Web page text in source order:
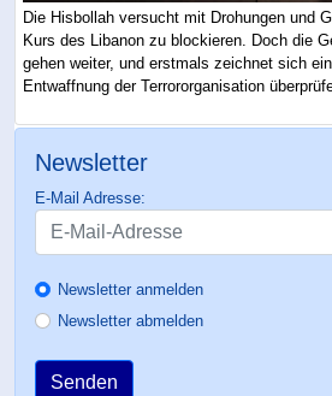
Die Hisbollah versucht mit Drohungen und
Kurs des Libanon zu blockieren. Doch die
gehen weiter, und erstmals zeichnet sich
Entwaffnung der Terrororganisation
Newsletter
E-Mail Adresse:
Newsletter anmelden
Newsletter abmelden
Senden